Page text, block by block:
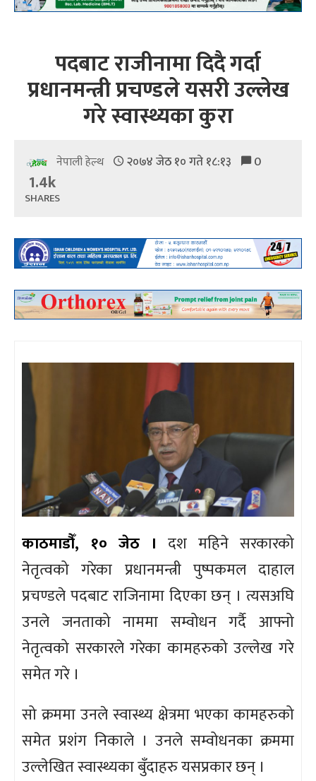
पदबाट राजीनामा दिदै गर्दा
प्रधानमन्त्री प्रचण्डले यसरी उल्लेख
गरे स्वास्थ्यका कुरा
नेपाली हेल्थ २०७४ जेठ १० गते १८:१३ 0
1.4k
SHARES
काठमाडौँ, १० जेठ । दश महिने सरकारको
नेतृत्वको गरेका प्रधानमन्त्री पुष्पकमल दाहाल
प्रचण्डले पदबाट राजिनामा दिएका छन् । त्यसअघि
उनले जनताको नाममा सम्वोधन गर्दै आफ्नो
नेतृत्वको सरकारले गरेका कामहरुको उल्लेख गरे
समेत गरे ।
सो क्रममा उनले स्वास्थ्य क्षेत्रमा भएका कामहरुको
समेत प्रशंग निकाले । उनले सम्वोधनका क्रममा
उल्लेखित स्वास्थ्यका बुँदाहरु यसप्रकार छन् ।